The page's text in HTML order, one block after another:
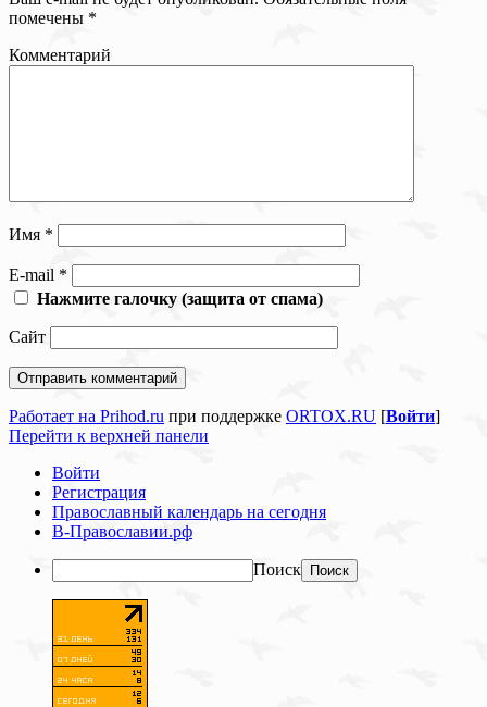
помечены *
Комментарий
Имя *
E-mail *
Нажмите галочку (защита от спама)
Сайт
Работает на Prihod.ru при поддержке ORTOX.RU [Войти]
Перейти к верхней панели
Войти
Регистрация
Православный календарь на сегодня
В-Православии.рф
Поиск